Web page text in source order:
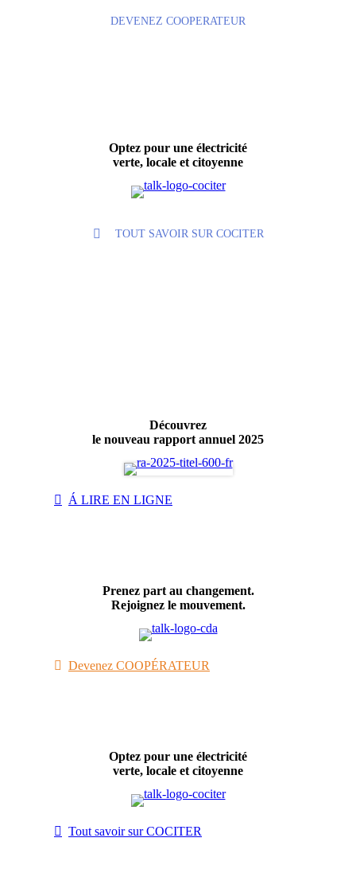
DEVENEZ COOPERATEUR
Optez pour une électricité
verte, locale et citoyenne
TOUT SAVOIR SUR COCITER
Découvrez
le nouveau rapport annuel 2025
Á LIRE EN LIGNE
Prenez part au changement.
Rejoignez le mouvement.
Devenez COOPÉRATEUR
Optez pour une électricité
verte, locale et citoyenne
Tout savoir sur COCITER